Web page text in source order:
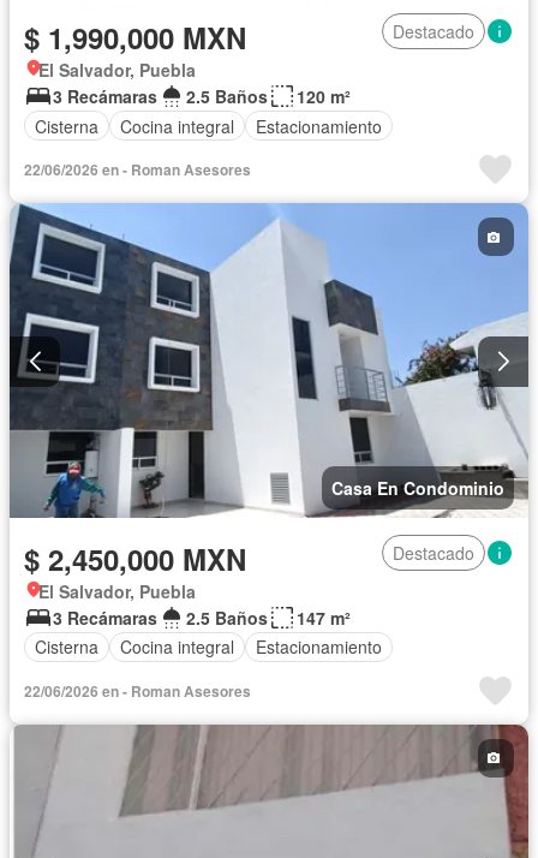
$ 1,990,000 MXN
Destacado
El Salvador, Puebla
3 Recámaras
2.5 Baños
120 m²
Cisterna
Cocina integral Estacionamiento
22/06/2026 en - Roman Asesores
Casa En Condominio
$ 2,450,000 MXN
Destacado
El Salvador, Puebla
3 Recámaras
2.5 Baños
147 m²
Cisterna
Cocina integral Estacionamiento
22/06/2026 en - Roman Asesores